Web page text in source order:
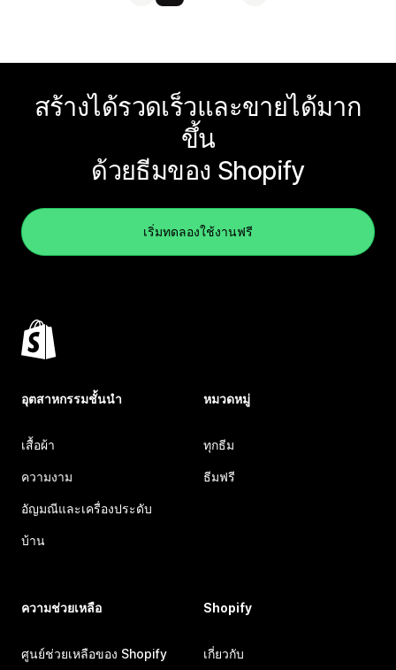
สร้างได้รวดเร็วและขายได้มาก
ขึ้น
ด้วยธีมของ Shopify
เริ่มทดลองใช้งานฟรี
อุตสาหกรรมชั้นนำ
เสื้อผ้า
ความงาม
อัญมณีและเครื่องประดับ
บ้าน
หมวดหมู่
ทุกธีม
ธีมฟรี
ความช่วยเหลือ
ศูนย์ช่วยเหลือของ Shopify
Shopify
เกี่ยวกับ